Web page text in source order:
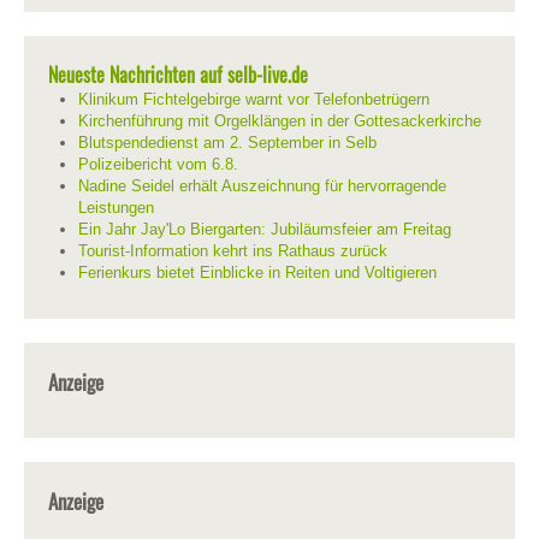
Neueste Nachrichten auf selb-live.de
Klinikum Fichtelgebirge warnt vor Telefonbetrügern
Kirchenführung mit Orgelklängen in der Gottesackerkirche
Blutspendedienst am 2. September in Selb
Polizeibericht vom 6.8.
Nadine Seidel erhält Auszeichnung für hervorragende
Leistungen
Ein Jahr Jay'Lo Biergarten: Jubiläumsfeier am Freitag
Tourist-Information kehrt ins Rathaus zurück
Ferienkurs bietet Einblicke in Reiten und Voltigieren
Anzeige
Anzeige